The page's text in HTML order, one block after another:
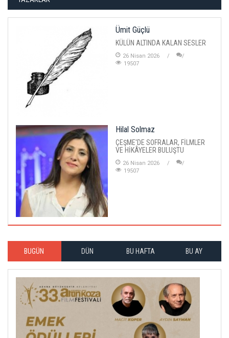
Ümit Güçlü
KÜLÜN ALTINDA KALAN SESLER
26 Nisan 2026
19507
Hilal Solmaz
ÇEŞME'DE SOFRALAR, FİLMLER
VE HİKÂYELER BULUŞTU
26 Nisan 2026
19507
BUGÜN DÜN BU HAFTA BU AY